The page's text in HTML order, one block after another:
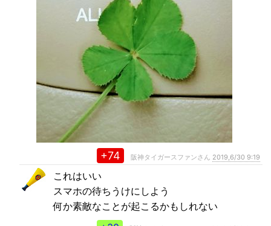
+74 阪神タイガースファンさん 2019,6/30 9:19
これはいい
スマホの待ちうけにしよう
何か素敵なことが起こるかもしれない